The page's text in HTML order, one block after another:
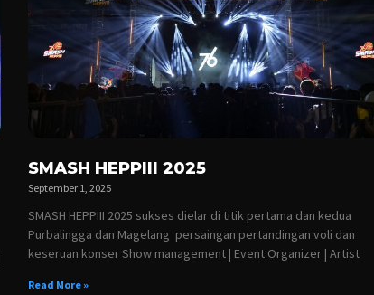
SMASH HEPPIII 2025
September 1, 2025
SMASH HEPPIII 2025 sukses dielar di titik pertama dan kedua
Purbalingga dan Magelang persaingan pertandingan voli dan
keseruan konser Show management | Event Organizer | Artist
Read More »